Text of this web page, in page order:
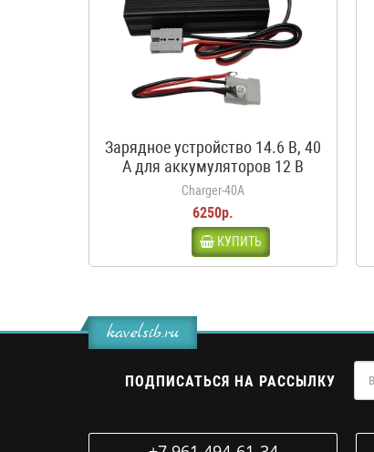
Зарядное устройство 14.6 В, 40
А для аккумуляторов 12 В
LiFePO4
Charger-40A
6250р.
КУПИТЬ
kavelsib.ru
ПОДПИСАТЬСЯ НА РАССЫЛКУ